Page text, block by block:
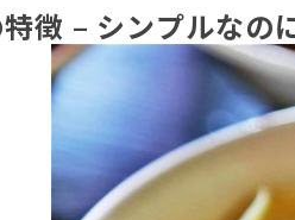
徴 – シンプルなの